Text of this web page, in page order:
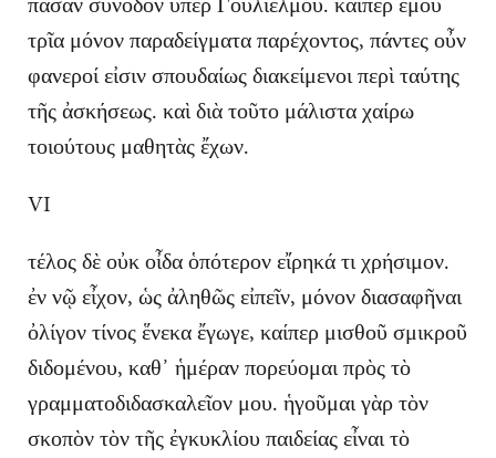
τρῖα μόνον παραδείγματα παρέχοντος, πάντες οὖν
φανεροί εἰσιν σπουδαίως διακείμενοι περὶ ταύτης
τῆς ἀσκήσεως. καὶ διὰ τοῦτο μάλιστα χαίρω
τοιούτους μαθητὰς ἔχων.
VI
τέλος δὲ οὐκ οἶδα ὁπότερον εἴρηκά τι χρήσιμον.
ἐν νῷ εἶχον, ὡς ἀληθῶς εἰπεῖν, μόνον διασαφῆναι
ὀλίγον τίνος ἕνεκα ἔγωγε, καίπερ μισθοῦ σμικροῦ
διδομένου, καθ᾽ ἡμέραν πορεύομαι πρὸς τὸ
γραμματοδιδασκαλεῖον μου. ἡγοῦμαι γὰρ τὸν
σκοπὸν τὸν τῆς ἐγκυκλίου παιδείας εἶναι τὸ